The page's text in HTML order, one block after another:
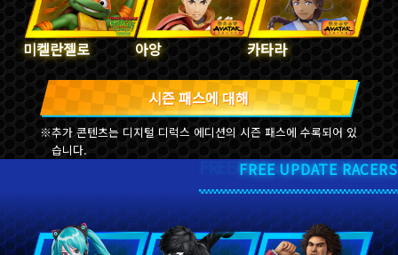
미켈란젤로 아앙 카타라
시즌 패스에 대해
추가 콘텐츠는 디지털 디럭스 에디션의 시즌 패스에 수록되어 있
습니다.
FREE UPDATE RACERS
FREE UPDATE RACERS